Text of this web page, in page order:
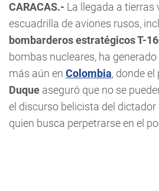
CARACAS.- La llegada a tierras
escuadrilla de aviones rusos,
bombarderos estratégicos T-
bombas nucleares, ha
más aún en Colombia, donde
Duque aseguró que no se
el discurso belicista del dictador
quien busca perpetrarse en el